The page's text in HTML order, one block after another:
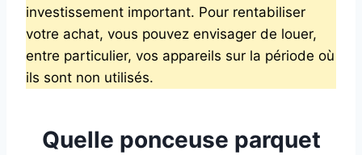
investissement important. Pour rentabiliser
votre achat, vous pouvez envisager de louer,
entre particulier, vos appareils sur la période où
ils sont non utilisés.
Quelle ponceuse parquet